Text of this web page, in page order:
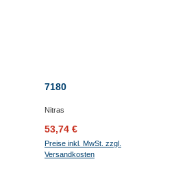
7180
Nitras
Verkaufspreis:
53,74 €
Preise inkl. MwSt. zzgl.
Versandkosten